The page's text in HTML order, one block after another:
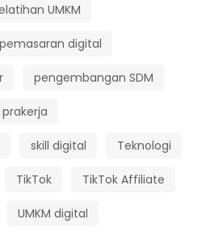
UMKM
pemasaran digital
pengembangan SDM
prakerja
skill digital Teknologi
TikTok TikTok Affiliate
UMKM digital